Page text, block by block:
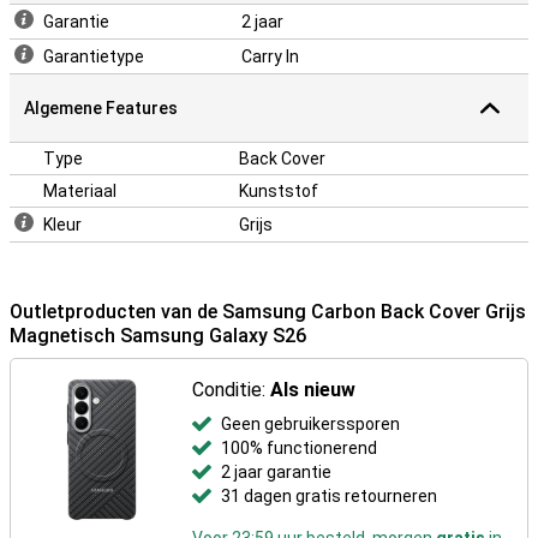
voor een mooie uitstraling. Zo ziet je smartphone er stijlvol uit en
voelt hij betrouwbaar beschermd aan.
Garantie
2 jaar
Garantietype
Carry In
Algemene Features
Type
Back Cover
Materiaal
Kunststof
Kleur
Grijs
Outletproducten van de Samsung Carbon Back Cover Grijs
Magnetisch Samsung Galaxy S26
Conditie:Als nieuw
Geen gebruikerssporen
100% functionerend
2 jaar garantie
31 dagen gratis retourneren